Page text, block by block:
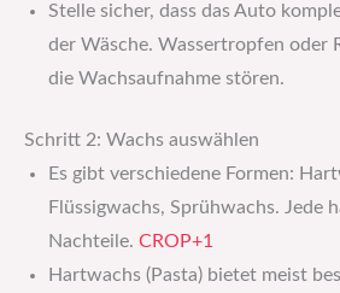
Stelle sicher, dass das Auto
der Wäsche. Wassertropfen oder
die Wachsaufnahme stören.
Schritt 2: Wachs auswählen
Es gibt verschiedene Formen:
Flüssigwachs, Sprühwachs. Jede
Nachteile. CROP+1
Hartwachs (Pasta) bietet meist